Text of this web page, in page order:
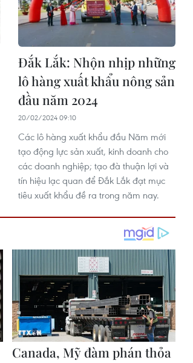
Đắk Lắk: Nhộn nhịp những
lô hàng xuất khẩu nông sản
đầu năm 2024
20/02/2024 09:10
Các lô hàng xuất khẩu đầu Năm mới
tạo động lực sản xuất, kinh doanh cho
các doanh nghiệp; tạo đà thuận lợi và
tín hiệu lạc quan để Đắk Lắk đạt mục
tiêu xuất khẩu đề ra trong năm nay.